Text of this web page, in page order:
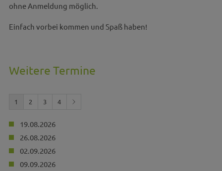
ohne Anmeldung möglich.
Einfach vorbei kommen und Spaß haben!
Weitere Termine
1 2 3 4
19.08.2026
26.08.2026
02.09.2026
09.09.2026